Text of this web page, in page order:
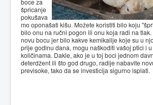
boce za
špricanje
pokušava
mo oponašati kišu. Možete koristiti bilo koju
bilo onu na ručni pogon ili onu koja radi na
novu bocu jer bilo kakve kemikalije koje su u
prije godinu dana, mogu naškoditi vašoj ptici i
količinama. Dakle, ako je u toj boci jednom
deterdžent ili što god drugo, radije nabavite
previsoke, tako da se investicija sigurno isplati.